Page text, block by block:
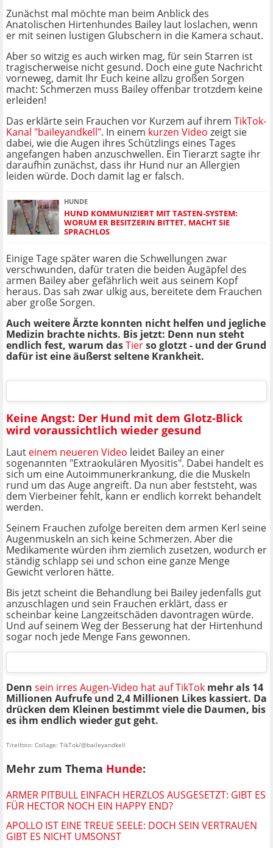
Zunächst mal möchte man beim Anblick des
Anatolischen Hirtenhundes Bailey laut loslachen, wenn
er mit seinen lustigen Glubschern in die Kamera schaut.
Aber so witzig es auch wirken mag, für sein Starren ist
tragischerweise nicht gesund. Doch eine gute Nachricht
vorneweg, damit Ihr Euch keine allzu großen Sorgen
macht: Schmerzen muss Bailey offenbar trotzdem keine
erleiden!
Das erklärte sein Frauchen vor Kurzem auf ihrem TikTok-
Kanal "baileyandkell". In einem kurzen Video zeigt sie
dabei, wie die Augen ihres Schützlings eines Tages
angefangen haben anzuschwellen. Ein Tierarzt sagte ihr
daraufhin zunächst, dass ihr Hund nur an Allergien
leiden würde. Doch damit lag er falsch.
HUNDE
HUND KOMMUNIZIERT MIT TASTEN-SYSTEM:
WORUM ER BESITZERIN BITTET, MACHT SIE
SPRACHLOS
Einige Tage später waren die Schwellungen zwar
verschwunden, dafür traten die beiden Augäpfel des
armen Bailey aber gefährlich weit aus seinem Kopf
heraus. Das sah zwar ulkig aus, bereitete dem Frauchen
aber große Sorgen.
Auch weitere Ärzte konnten nicht helfen und jegliche
Medizin brachte nichts. Bis jetzt: Denn nun steht
endlich fest, warum dasTierso glotzt - und der Grund
dafür ist eine äußerst seltene Krankheit.
Keine Angst: Der Hund mit dem Glotz-Blick
wird voraussichtlich wieder gesund
Laut einem neueren Video leidet Bailey an einer
sogenannten "Extraokulären Myositis". Dabei handelt es
sich um eine Autoimmunerkrankung, die die Muskeln
rund um das Auge angreift. Da nun aber feststeht, was
dem Vierbeiner fehlt, kann er endlich korrekt behandelt
werden.
Seinem Frauchen zufolge bereiten dem armen Kerl seine
Augenmuskeln an sich keine Schmerzen. Aber die
Medikamente würden ihm ziemlich zusetzen, wodurch er
ständig schlapp sei und schon eine ganze Menge
Gewicht verloren hätte.
Bis jetzt scheint die Behandlung bei Bailey jedenfalls gut
anzuschlagen und sein Frauchen erklärt, dass er
scheinbar keine Langzeitschäden davontragen würde.
Und auf seinem Weg der Besserung hat der Hirtenhund
sogar noch jede Menge Fans gewonnen.
Denn sein irres Augen-Video hat auf TikTok mehr als 14
Millionen Aufrufe und 2,4 Millionen Likes kassiert. Da
drücken dem Kleinen bestimmt viele die Daumen, bis
es ihm endlich wieder gut geht.
Titelfoto: Collage: TikTok/@baileyandkell
Mehr zum Thema Hunde:
ARMER PITBULL EINFACH HERZLOS AUSGESETZT: GIBT ES
FÜR HECTOR NOCH EIN HAPPY END?
APOLLO IST EINE TREUE SEELE: DOCH SEIN VERTRAUEN
GIBT ES NICHT UMSONST